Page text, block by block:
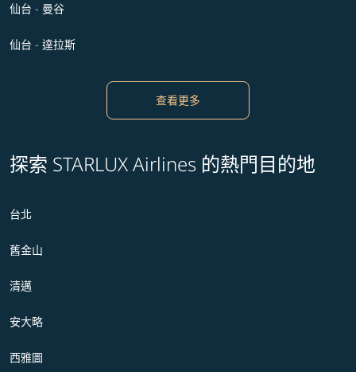
仙台 - 曼谷
仙台 - 達拉斯
查看更多
探索 STARLUX Airlines 的熱門目的地
台北
舊金山
清邁
安大略
西雅圖